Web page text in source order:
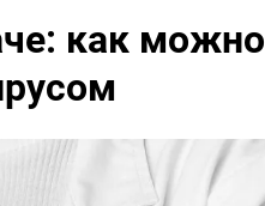
как можно